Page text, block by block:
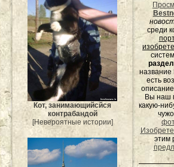
Кот, занимающийсйся
контрабандой
[Невероятные истории]
среди
название
есть
Вы наш
какую-
этим